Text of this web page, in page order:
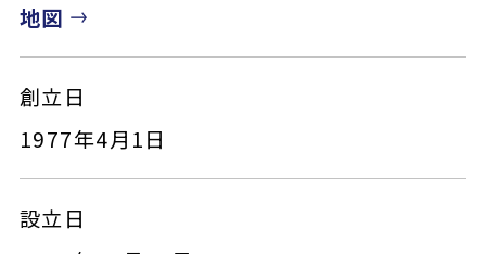
地図
創立日
1977年4月1日
設立日